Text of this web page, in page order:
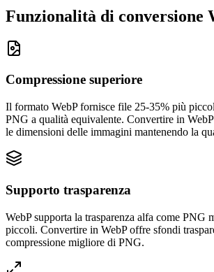
Funzionalità di conversione
Compressione superiore
Il formato WebP fornisce file 25-35% più
PNG a qualità equivalente. Convertire in
le dimensioni delle immagini mantenendo la
Supporto trasparenza
WebP supporta la trasparenza alfa come PNG
piccoli. Convertire in WebP offre sfondi
compressione migliore di PNG.